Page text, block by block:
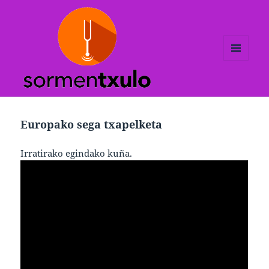
Europako sega txapelketa
Irratirako egindako kuña.